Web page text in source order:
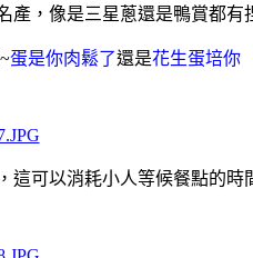
產，像是三星蔥還是鴨賞都有
蛋是你肉鬆了還是花生蛋培你
這可以消耗小人等候餐點的時